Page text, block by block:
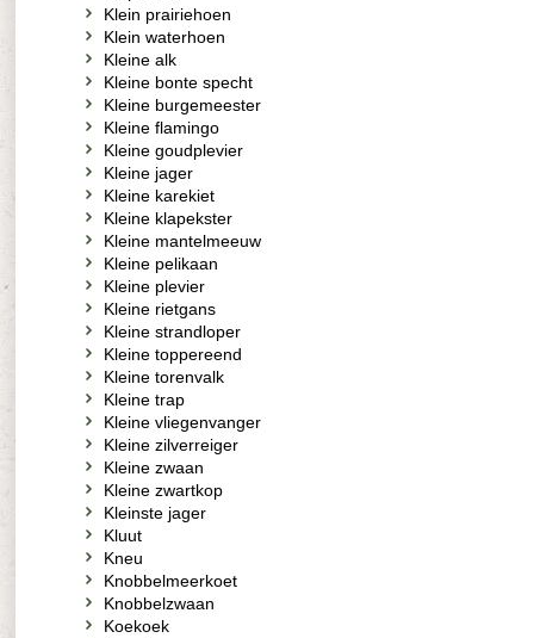
Klein prairiehoen
Klein waterhoen
Kleine alk
Kleine bonte specht
Kleine burgemeester
Kleine flamingo
Kleine goudplevier
Kleine jager
Kleine karekiet
Kleine klapekster
Kleine mantelmeeuw
Kleine pelikaan
Kleine plevier
Kleine rietgans
Kleine strandloper
Kleine toppereend
Kleine torenvalk
Kleine trap
Kleine vliegenvanger
Kleine zilverreiger
Kleine zwaan
Kleine zwartkop
Kleinste jager
Kluut
Kneu
Knobbelmeerkoet
Knobbelzwaan
Koekoek